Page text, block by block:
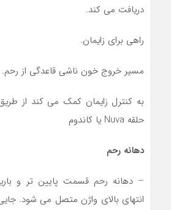
دریافت می کند.
راهی برای زایمان.
مسیر خروج خون ناشی قاعدگی از رحم.
حلقه Nuva یا کاندوم
دهانه رحم
– دهانه رحم قسمت پایین تر و
انتهای بالای واژن متصل می شود.